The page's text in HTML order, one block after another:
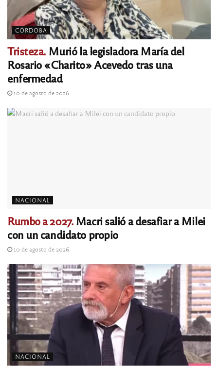
CÓRDOBA
Tristeza. Murió la legisladora María del
Rosario «Charito» Acevedo tras una
enfermedad
10 de agosto de 2026
NACIONAL
Rumbo a 2027.Macri salió a desafiar a Milei
con un candidato propio
10 de agosto de 2026
NACIONAL